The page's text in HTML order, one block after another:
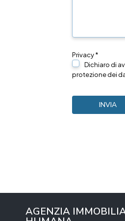
Privacy *
Dichiaro di
protezione dei
AGENZIA